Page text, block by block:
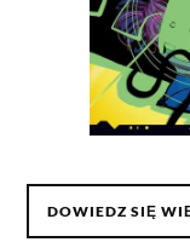
DOWIEDZ SIĘ